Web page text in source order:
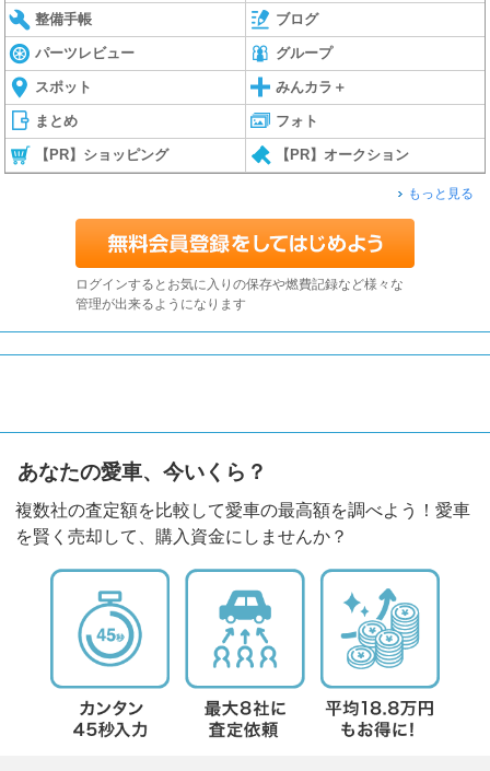
整備手帳 ブログ
パーツレビュー グループ
スポット みんカラ＋
まとめ フォト
【PR】ショッピング 【PR】オークション
もっと見る
ログインするとお気に入りの保存や燃費記録など様々な
管理が出来るようになります
あなたの愛車、今いくら？
複数社の査定額を比較して愛車の最高額を調べよう！愛車
を賢く売却して、購入資金にしませんか？